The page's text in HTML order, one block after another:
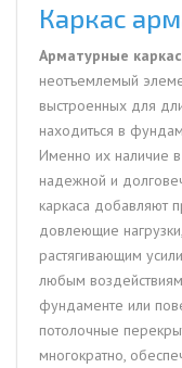
Каркас
Арматурные
неотъемлемый
выстроенных для
находиться в
Именно их наличие
надежной и
каркаса добавляют
довлеющие
растягивающим
любым
фундаменте или
потолочные
многократно,